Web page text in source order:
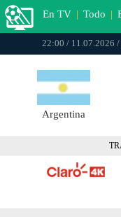
En TV | Todo |
22:00 / 11.07.2026
Argentina